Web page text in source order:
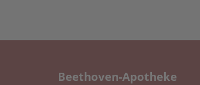
Beethoven-Apotheke